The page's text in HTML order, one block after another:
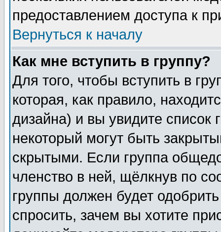
предоставлением доступа к
Вернуться к началу
Как мне вступить в группу?
Для того, чтобы вступить в
которая, как правило,
дизайна) и вы увидите список
некоторый могут быть
скрытыми. Если группа
членство в ней, щёлкнув по
группы должен будет
спросить, зачем вы хотите